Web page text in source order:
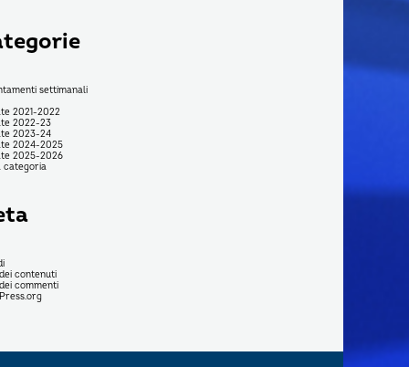
settimanali
2021-2022
2022-23
2023-24
2024-2025
2025-2026
categoria
contenuti
commenti